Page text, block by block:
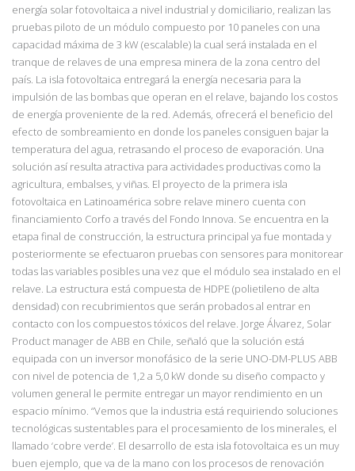
energía solar fotovoltaica a nivel industrial y domiciliario, realizan las
pruebas piloto de un módulo compuesto por 10 paneles con una
capacidad máxima de 3 kW (escalable) la cual será instalada en el
tranque de relaves de una empresa minera de la zona centro del
país. La isla fotovoltaica entregará la energía necesaria para la
impulsión de las bombas que operan en el relave, bajando los costos
de energía proveniente de la red. Además, ofrecerá el beneficio del
efecto de sombreamiento en donde los paneles consiguen bajar la
temperatura del agua, retrasando el proceso de evaporación. Una
solución así resulta atractiva para actividades productivas como la
agricultura, embalses, y viñas. El proyecto de la primera isla
fotovoltaica en Latinoamérica sobre relave minero cuenta con
financiamiento Corfo a través del Fondo Innova. Se encuentra en la
etapa final de construcción, la estructura principal ya fue montada y
posteriormente se efectuaron pruebas con sensores para monitorear
todas las variables posibles una vez que el módulo sea instalado en el
relave. La estructura está compuesta de HDPE (polietileno de alta
densidad) con recubrimientos que serán probados al entrar en
contacto con los compuestos tóxicos del relave. Jorge Álvarez, Solar
Product manager de ABB en Chile, señaló que la solución está
equipada con un inversor monofásico de la serie UNO-DM-PLUS ABB
con nivel de potencia de 1,2 a 5,0 kW donde su diseño compacto y
volumen general le permite entregar un mayor rendimiento en un
espacio mínimo. “Vemos que la industria está requiriendo soluciones
tecnológicas sustentables para el procesamiento de los minerales, el
llamado ‘cobre verde’. El desarrollo de esta isla fotovoltaica es un muy
buen ejemplo, que va de la mano con los procesos de renovación